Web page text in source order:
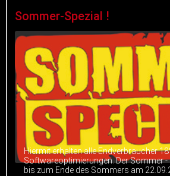
Sommer-Spezial !
Hiermit erhalten alle Endverbraucher
Softwareoptimierungen. Der Sommer -
bis zum Ende des Sommers am